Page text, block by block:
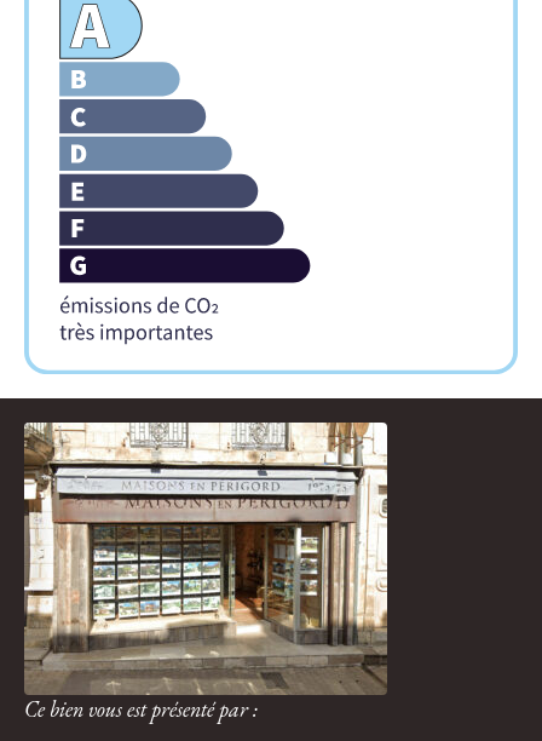
Ce bien vous est présenté par :